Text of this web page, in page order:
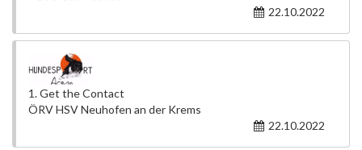
22.10.2022
1. Get the Contact
ÖRV HSV Neuhofen an der Krems
22.10.2022